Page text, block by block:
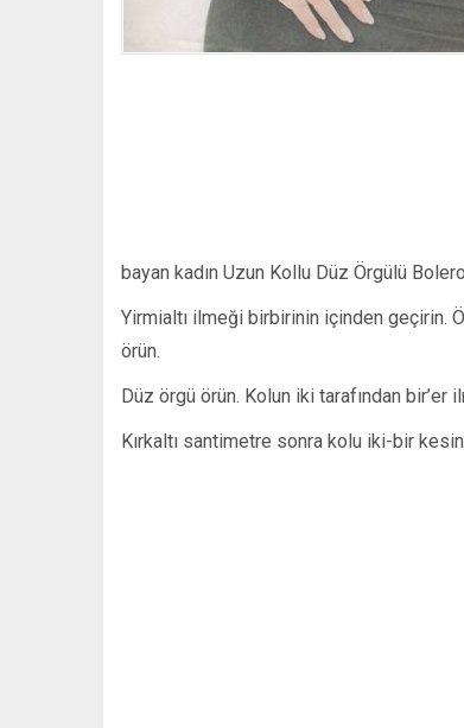
bayan kadın Uzun Kollu Düz Örgülü
Yirmialtı ilmeği birbirinin içinden geçirin.
örün.
Düz örgü örün. Kolun iki tarafından bir’er
Kırkaltı santimetre sonra kolu iki-bir